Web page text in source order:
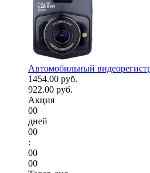
Автомобильный
1454.00 руб.
922.00 руб.
Акция
00
дней
00
:
00
00